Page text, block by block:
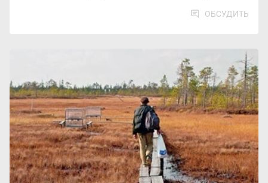
ОБСУДИТЬ